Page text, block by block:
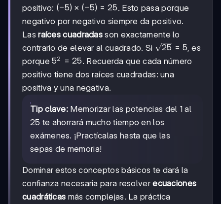
positivo: (-5)
\times
(-5) =
25
(−5) × (−5) = 25. Esto pasa porque
negativo por negativo siempre da positivo.
Lasraíces cuadradas son exactamente lo
contrario de elevar al cuadrado. Si \sqrt{25}
= 5
25 = 5, es
porque5^2
=
25
52 = 25. Recuerda que cada número
positivo tiene dos raíces cuadradas: una
positiva y una negativa.
Tip clave: Memorizar las potencias del 1 al
25 te ahorrará mucho tiempo en los
exámenes. ¡Practícalas hasta que las
sepas de memoria!
Dominar estos conceptos básicos te dará la
confianza necesaria para resolverecuaciones
cuadráticas más complejas. La práctica